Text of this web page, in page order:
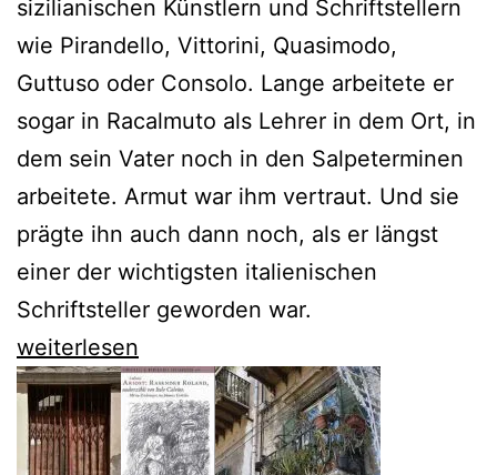
sizilianischen Künstlern und Schriftstellern
wie Pirandello, Vittorini, Quasimodo,
Guttuso oder Consolo. Lange arbeitete er
sogar in Racalmuto als Lehrer in dem Ort, in
dem sein Vater noch in den Salpeterminen
arbeitete. Armut war ihm vertraut. Und sie
prägte ihn auch dann noch, als er längst
einer der wichtigsten italienischen
Schriftsteller geworden war.
Leonardo
Sciascia
erklärt
sein
weiterlesen